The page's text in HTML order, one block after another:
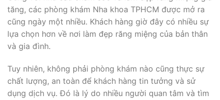
tăng, các phòng khám Nha khoa TPHCM được mở ra
cũng ngày một nhiều. Khách hàng giờ đây có nhiều sự
lựa chọn hơn về nơi làm đẹp răng miệng của bản thân
và gia đình.
Tuy nhiên, không phải phòng khám nào cũng thực sự
chất lượng, an toàn để khách hàng tin tưởng và sử
dụng dịch vụ. Đó là lý do nhiều người quan tâm và tìm